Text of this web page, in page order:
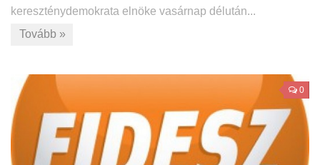
kereszténydemokrata elnöke vasárnap délután...
Tovább »
0